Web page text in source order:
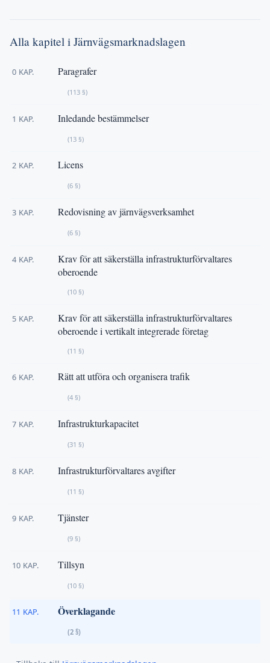
Alla kapitel i Järnvägsmarknadslagen
0 KAP. Paragrafer
(113 §)
1 KAP. Inledande bestämmelser
(13 §)
2 KAP. Licens
(6 §)
3 KAP. Redovisning av järnvägsverksamhet
(6 §)
4 KAP.
Krav för att säkerställa infrastrukturförvaltares
oberoende
(10 §)
5 KAP.
Krav för att säkerställa infrastrukturförvaltares
oberoende i vertikalt integrerade företag
(11 §)
6 KAP. Rätt att utföra och organisera trafik
(4 §)
7 KAP. Infrastrukturkapacitet
(31 §)
8 KAP. Infrastrukturförvaltares avgifter
(11 §)
9 KAP. Tjänster
(9 §)
10 KAP. Tillsyn
(10 §)
11 KAP. Överklagande
(2 §)